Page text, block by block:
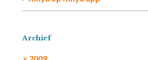
Archief